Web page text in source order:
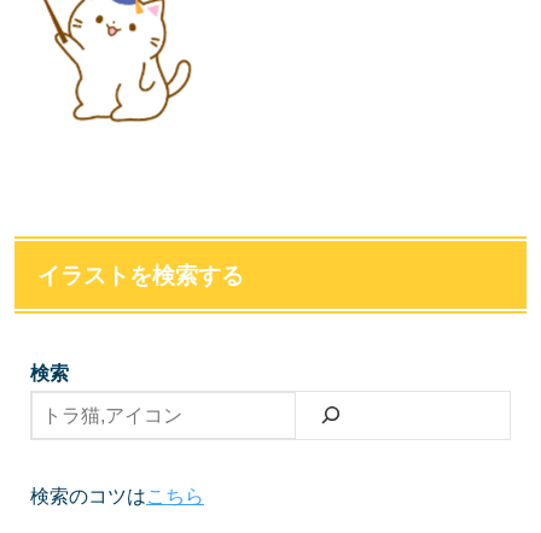
イラストを検索する
検索
検索のコツはこちら